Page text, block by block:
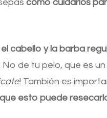
cómo cuidarlos
cabello y la barba
No de tu pelo, que es
! También es
esto puede